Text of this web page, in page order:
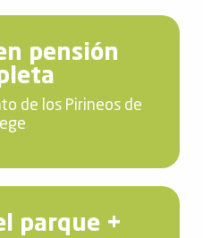
pensión
de los Pirineos de
parque +